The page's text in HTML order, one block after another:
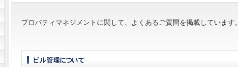
プロパティマネジメントに関して、よくあるご質問を掲載しています。